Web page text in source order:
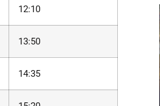
12:10
13:50
14:35